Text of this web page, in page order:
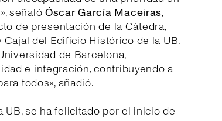
señalóÓscar García Maceiras,
de presentación de la Cátedra,
del Edificio Histórico de la UB.
de Barcelona,
e integración, contribuyendo a
todos», añadió.
UB, se ha felicitado por el inicio de